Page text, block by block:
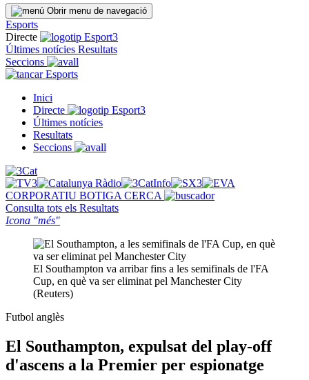
Obrir menu de navegació
Esports
Directe
Últimes notícies Resultats
Seccions
Esports
Inici
Directe
Últimes notícies
Resultats
Seccions
CORPORATIU BOTIGA CERCA
Consulta tots els Resultats
Icona "més"
El Southampton va arribar fins a les semifinals de l'FA
Cup, en què va ser eliminat pel Manchester City
(Reuters)
Futbol anglès
El Southampton, expulsat del play-off
d'ascens a la Premier per espionatge